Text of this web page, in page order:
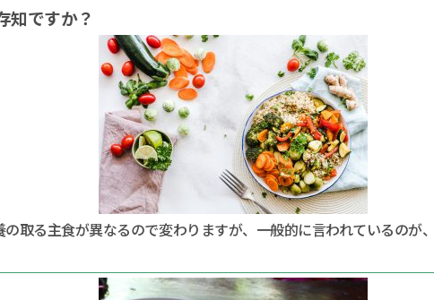
知ですか？
取る主食が異なるので変わりますが、一般的に言われているのが